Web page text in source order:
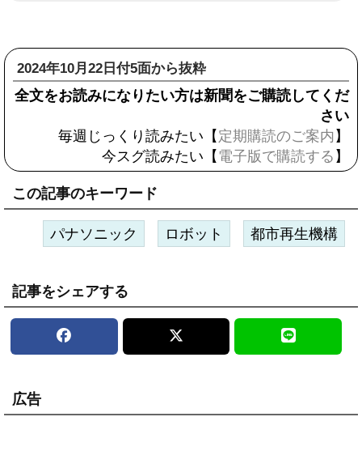
2024年10月22日付5面から抜粋
全文をお読みになりたい方は新聞をご購読してくだ
さい
毎週じっくり読みたい【 定期購読のご案内 】
今スグ読みたい【 電子版で購読する 】
この記事のキーワード
パナソニック ロボット 都市再生機構
記事をシェアする
広告